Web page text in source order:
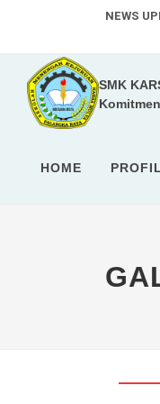
NEWS
SMK
HOME PROFIL